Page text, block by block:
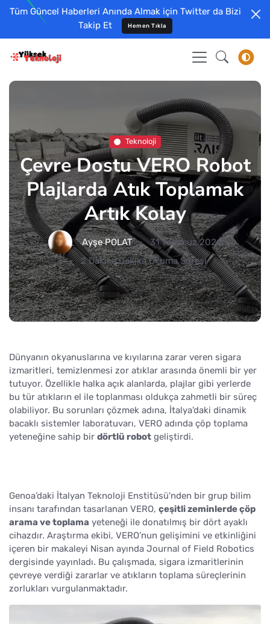
Tüm Güncel Haberleri Anında Almak için Twitter da Bizi
Takip Et
Hemen Tıkla
Teknoloji
Çevre Dostu VERO Robot
Plajlarda Atık Toplamak
Artık Kolay
Ayşe POLAT
31 Temmuz 2024
2 Dakika Dakika Okuma Süresi
Dünyanın okyanuslarına ve kıyılarına zarar veren sigara
izmaritleri, temizlenmesi zor atıklar arasında önemli bir yer
tutuyor. Özellikle halka açık alanlarda, plajlar gibi yerlerde
bu tür atıkların el ile toplanması oldukça zahmetli bir süreç
olabiliyor. Bu sorunları çözmek adına, İtalya'daki dinamik
bacaklı sistemler laboratuvarı, VERO adında çöp toplama
yeteneğine sahip bir dörtlü robot geliştirdi.
Genoa’daki İtalyan Teknoloji Enstitüsü'nden bir grup bilim
insanı tarafından tasarlanan VERO, çeşitli zeminlerde çöp
arama ve toplama yeteneği ile donatılmış bir dört ayaklı
cihazdır. Araştırma ekibi, VERO’nun gelişimini ve etkinliğini
içeren bir makaleyi Nisan ayında Journal of Field Robotics
dergisinde yayınladı. Bu çalışmada, sigara izmaritlerinin
çevreye verdiği zararlar ve atıkların toplama süreçlerinin
zorlukları vurgulanmaktadır.